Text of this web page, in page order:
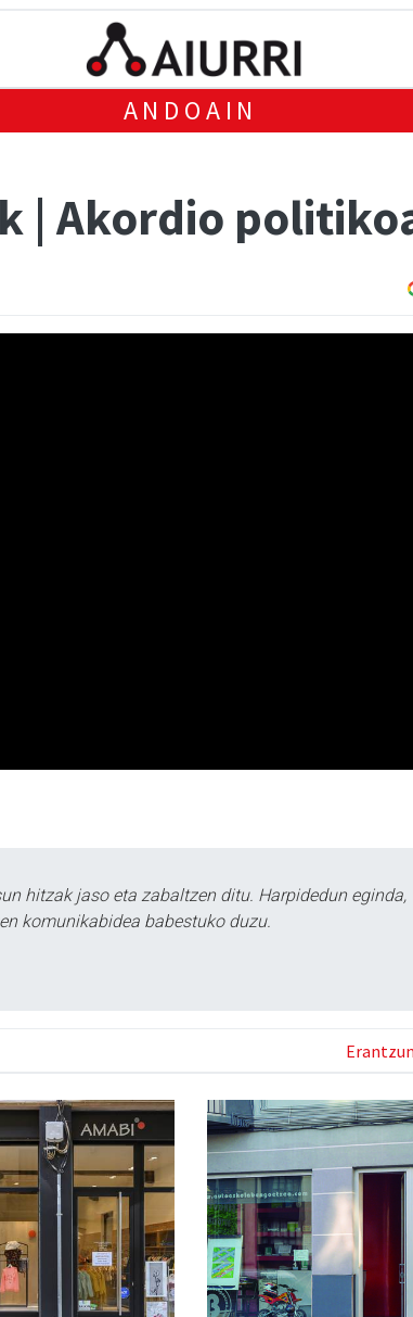
ANDOAIN
| Akordio
hitzak jaso eta zabaltzen ditu. Harpidedun eginda,
komunikabidea babestuko duzu.
Erantzun